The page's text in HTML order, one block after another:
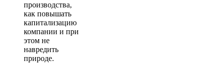
производства,
как повышать
капитализацию
компании и при
этом не
навредить
природе.